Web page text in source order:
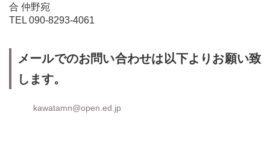
合 仲野宛
TEL 090-8293-4061
メールでのお問い合わせは以下よりお願い致
します。
kawatamn@open.ed.jp